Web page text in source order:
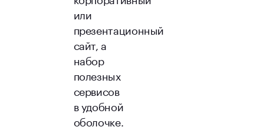
или
презентационный
сайт, а
набор
полезных
сервисов
в удобной
оболочке.